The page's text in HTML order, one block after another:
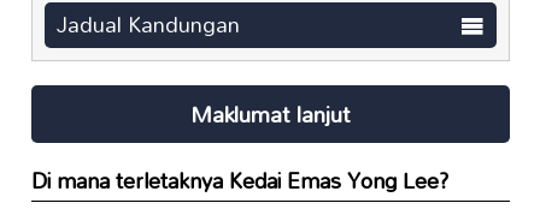
Jadual Kandungan
Maklumat lanjut
Di mana terletaknyaKedai Emas Yong Lee?